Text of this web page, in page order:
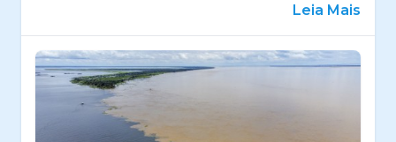
Leia Mais